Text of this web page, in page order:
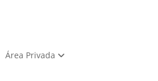
Área Privada